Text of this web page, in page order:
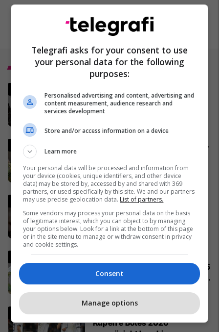
Top 5
funksionon armëpushimi
SHBA-Iran?
Gjermania shtrëngon rregullat,
ushtria për të dalë jashtë
shtetit
04/04/2026
Lideri i Iranit thyen heshtjen,
lëshon një deklaratë të rrallë
publike
06/04/2026
Komuniteti shqiptar do të
ndërtojë xhami moderne prej 15
milionë frangash në St. Gallen
Italia mund të kualifikohet në
Kupën e Botës 2026
Telegrafi asks for your consent to use
your personal data for the following
purposes:
Personalised advertising and content, advertising and
content measurement, audience research and
services development
Store and/or access information on a device
Learn more
Your personal data will be processed and information from
your device (cookies, unique identifiers, and other device
data) may be stored by, accessed by and shared with 369
partners, or used specifically by this site. We and our partners
may use precise geolocation data. List of partners.
Some vendors may process your personal data on the basis
of legitimate interest, which you can object to by managing
your options below. Look for a link at the bottom of this page
or in the site menu to manage or withdraw consent in privacy
and cookie settings.
Consent
Manage options